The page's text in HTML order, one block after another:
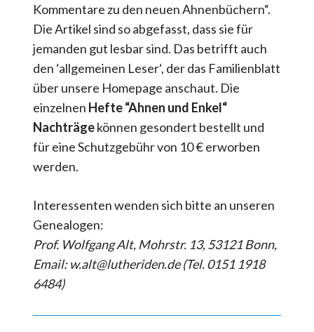
Kommentare zu den neuen Ahnenbüchern“.
Die Artikel sind so abgefasst, dass sie für
jemanden gut lesbar sind. Das betrifft auch
den ‘allgemeinen Leser‘, der das Familienblatt
über unsere Homepage anschaut. Die
einzelnen Hefte “Ahnen und Enkel“
Nachträgekönnen gesondert bestellt und
für eine Schutzgebühr von 10 € erworben
werden.
Interessenten wenden sich bitte an unseren
Genealogen:
Prof. Wolfgang Alt, Mohrstr. 13, 53121 Bonn,
Email: w.alt@lutheriden.de (Tel. 0151 1918
6484)